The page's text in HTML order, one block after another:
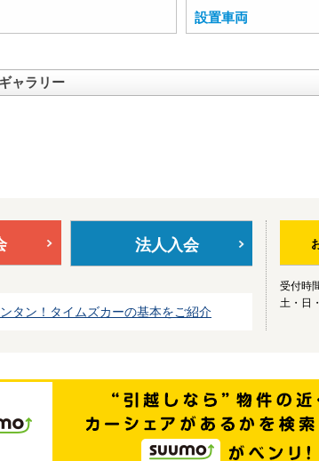
設置車両
ャラリー
法人入会
タン！タイムズカーの基本をご紹介
受付時
土・日